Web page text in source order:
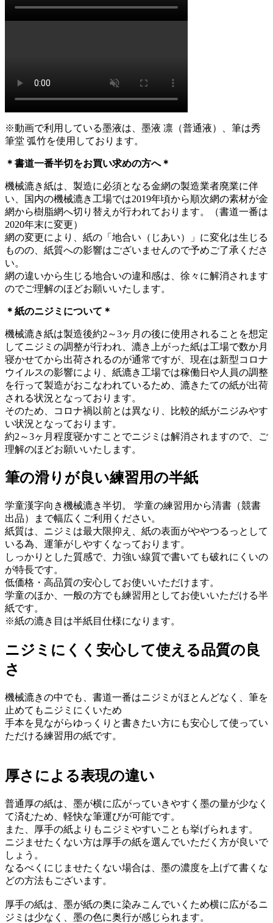
※動画で利用している墨液は、墨液 凛（普通液）、筆は秀
筆堂 弧竹を使用しております。
＊書道一番半切をお買い求めの方へ＊
機械漉き紙は、製造に必須となる金網の製造業者廃業に伴
い、国内の機械漉き工場では2019年頃から順次網の素材が金
網から樹脂網へ切り替えが行われております。（書道一番は
2020年末に変更）
網の変更により、紙の「地合い（じあい）」に変化は生じる
ものの、紙質への影響はございませんので予めご了承くださ
い。
網の違いから生じる地合いの違和感は、徐々に解消されます
のでご理解のほどお願いいたします。
＊紙のニジミについて＊
機械漉き紙は製造後約2～3ヶ月の後に使用されることを想定
してニジミの調整が行われ、漉き上がった紙は工場で数か月
寝かせてから出荷されるのが通常ですが、現在は新型コロナ
ウイルスの影響により、紙漉き工場では稼働日や人員の調整
を行って製造がおこなわれているため、漉きたての紙が出荷
される状況となっております。
そのため、コロナ禍以前とは異なり、比較的紙がニジみやす
い状況となっております。
約2～3ヶ月程度寝かすことでニジミは解消されますので、ご
理解のほどお願いいたします。
筆の滑りが良い練習用の半紙
学童漢字向き機械漉き半切。 学童の練習用から清書（競書
出品）まで幅広くご利用ください。
紙質は、ニジミは最大限抑え、紙の表面がややつるっとして
いる為、運筆がしやすくなっております。
しっかりとした質感で、力強い線質で書いても破れにくいの
が特長です。
低価格・高品質の安心してお使いいただけます。
学童のほか、一般の方でも練習用としてお使いいただける半
紙です。
※紙の漉き目は半紙目仕様になります。
ニジミにくく安心して使える品質の良
さ
機械漉きの中でも、書道一番はニジミがほとんどなく、筆を
止めてもニジミにくいため
手本を見ながらゆっくりと書きたい方にも安心して使ってい
ただける練習用の紙です。
厚さによる表現の違い
普通厚の紙は、墨が横に広がっていきやすく墨の量が少なく
て済むため、軽快な筆運びが可能です。
また、厚手の紙よりもニジミやすいことも挙げられます。
ニジませたくない方は厚手の紙を選んでいただく方が良いで
しょう。
なるべくにじませたくない場合は、墨の濃度を上げて書くな
どの方法もございます。
厚手の紙は、墨が紙の奥に染みこんでいくため横に広がるニ
ジミは少なく、墨の色に奥行が感じられます。